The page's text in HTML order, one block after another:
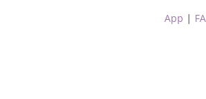
App |